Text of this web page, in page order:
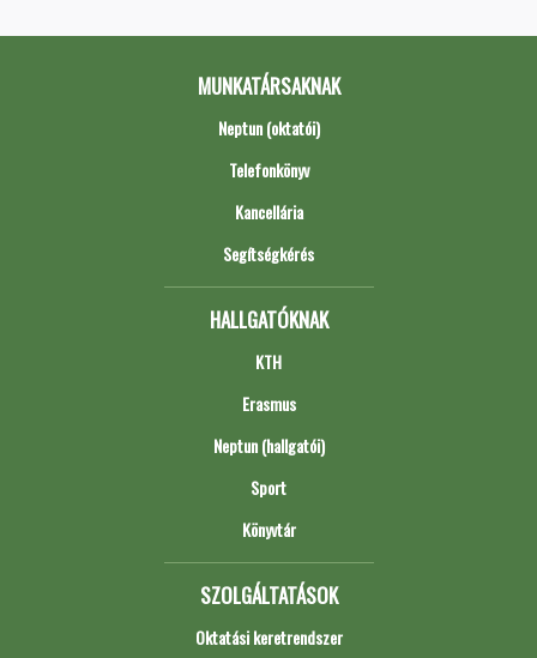
MUNKATÁRSAKNAK
Neptun (oktatói)
Telefonkönyv
Kancellária
Segítségkérés
HALLGATÓKNAK
KTH
Erasmus
Neptun (hallgatói)
Sport
Könyvtár
SZOLGÁLTATÁSOK
Oktatási keretrendszer